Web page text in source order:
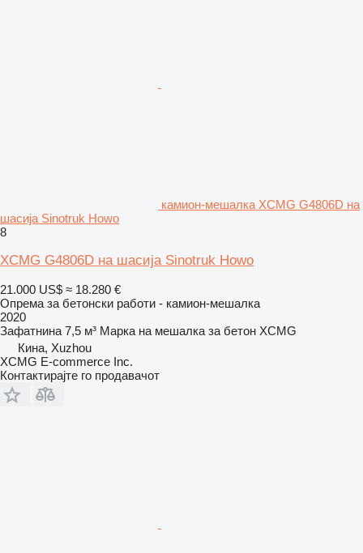
камион-мешалка XCMG G4806D на
шасија Sinotruk Howo
8
XCMG G4806D на шасија Sinotruk Howo
21.000 US$ ≈ 18.280 €
Опрема за бетонски работи - камион-мешалка
2020
Зафатнина 7,5 м³ Марка на мешалка за бетон XCMG
Кина, Xuzhou
XCMG E-commerce Inc.
Контактирајте го продавачот